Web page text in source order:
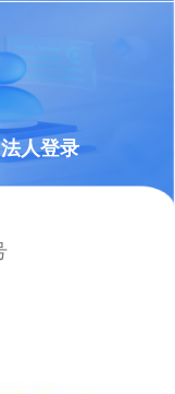
法人登录